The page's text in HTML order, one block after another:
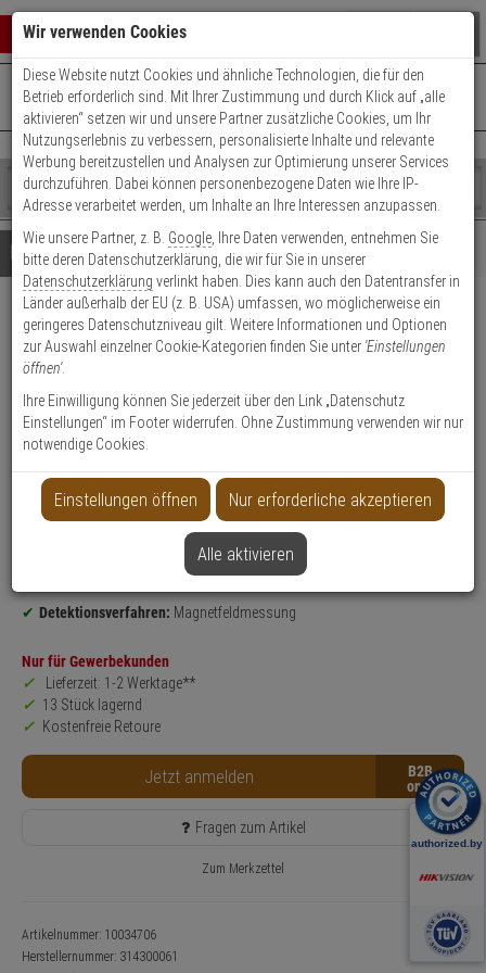
0 ARTIKEL IM WARENKORB
Ihr Warenkorb ist momentan leer.
Ergebnisse ()
Fertig
Shop
durchsuchen
Bitte
geben
Sie
mindestens
Zeichen
ein,
um
Suche
Es
wurde
noch
Kategorien
Suche
gestartet
+49 (0)821 899 493-0Mo. - Do.: 8:00 - 16:30 | Fr.: 8:00 - 14:00 Uhr
Kontaktservice nutzen
Details Beratung
HIKVision DS-PDMCS-EG2-
WE Öffnungsmelder
Produktmerkmale
Datenblatt drucken
Produktinformationen
Öffnungsmelder
Innenbereich, Gewerbeobjekte, Haus, Wohnung
Detektionsverfahren: Magnetfeldmessung
Nur für Gewerbekunden
Lieferzeit: 1-2 Werktage**
13 Stück lagernd
Kostenfreie Retoure
Jetzt anmelden B2B
Fragen zum Artikel
Zum Merkzettel
Artikelnummer: 10034706
Herstellernummer: 314300061
Wir verwenden Cookies
Diese Website nutzt Cookies und ähnliche Technologien, die für den
Betrieb erforderlich sind. Mit Ihrer Zustimmung und durch Klick auf „alle
aktivieren“ setzen wir und unsere Partner zusätzliche Cookies, um Ihr
Nutzungserlebnis zu verbessern, personalisierte Inhalte und relevante
Werbung bereitzustellen und Analysen zur Optimierung unserer Services
durchzuführen. Dabei können personenbezogene Daten wie Ihre IP-
Adresse verarbeitet werden, um Inhalte an Ihre Interessen anzupassen.
Wie unsere Partner, z. B. Google , Ihre Daten verwenden, entnehmen Sie
bitte deren Datenschutzerklärung, die wir für Sie in unserer
Datenschutzerklärung verlinkt haben. Dies kann auch den Datentransfer in
Länder außerhalb der EU (z. B. USA) umfassen, wo möglicherweise ein
geringeres Datenschutzniveau gilt. Weitere Informationen und Optionen
zur Auswahl einzelner Cookie-Kategorien finden Sie unter 'Einstellungen
öffnen'.
Ihre Einwilligung können Sie jederzeit über den Link „Datenschutz
Einstellungen“ im Footer widerrufen. Ohne Zustimmung verwenden wir nur
notwendige Cookies.
Einstellungen öffnen Nur erforderliche akzeptieren
Alle aktivieren